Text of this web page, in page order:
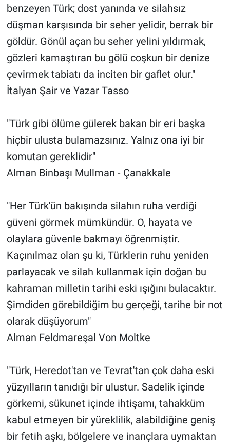
benzeyen Türk; dost yanında ve silahsız
düşman karşısında bir seher yelidir, berrak bir
göldür. Gönül açan bu seher yelini yıldırmak,
gözleri kamaştıran bu gölü coşkun bir denize
çevirmek tabiatı da inciten bir gaflet olur."
İtalyan Şair ve Yazar Tasso
"Türk gibi ölüme gülerek bakan bir eri başka
hiçbir ulusta bulamazsınız. Yalnız ona iyi bir
komutan gereklidir"
Alman Binbaşı Mullman - Çanakkale
"Her Türk'ün bakışında silahın ruha verdiği
güveni görmek mümkündür. O, hayata ve
olaylara güvenle bakmayı öğrenmiştir.
Kaçınılmaz olan şu ki, Türklerin ruhu yeniden
parlayacak ve silah kullanmak için doğan bu
kahraman milletin tarihi eski ışığını bulacaktır.
Şimdiden görebildiğim bu gerçeği, tarihe bir not
olarak düşüyorum"
Alman Feldmareşal Von Moltke
"Türk, Heredot'tan ve Tevrat'tan çok daha eski
yüzyılların tanıdığı bir ulustur. Sadelik içinde
görkemi, sükunet içinde ihtişamı, tahakküm
kabul etmeyen bir yüreklilik, alabildiğine geniş
bir fetih aşkı, bölgelere ve inançlara uymaktan